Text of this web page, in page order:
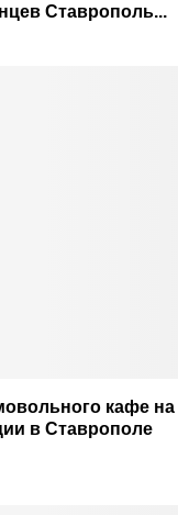
Ставрополь...
кафе на
в Ставрополе